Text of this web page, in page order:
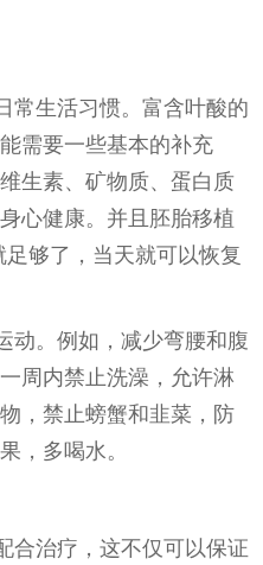
生活习惯。富含叶酸的
需要一些基本的补充
生素、矿物质、蛋白质
心健康。并且胚胎移植
够了，当天就可以恢复
。例如，减少弯腰和腹
周内禁止洗澡，允许淋
，禁止螃蟹和韭菜，防
，多喝水。
治疗，这不仅可以保证